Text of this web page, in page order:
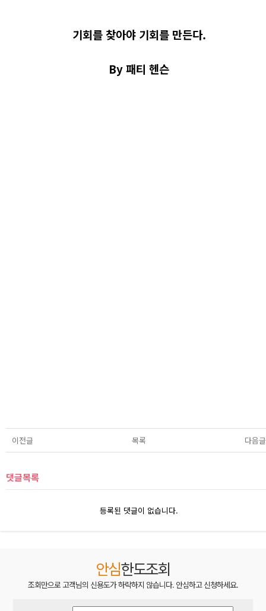
기회를 찾아야 기회를 만든다.
By 패티 헨슨
이전글 다음글
목록
댓글목록
등록된 댓글이 없습니다.
안심한도조회
조회만으로 고객님의 신용도가 하락하지 않습니다. 안심하고 신청하세요.